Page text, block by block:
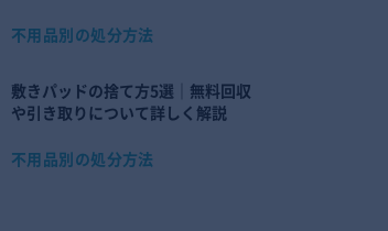
不用品別の処分方法
敷きパッドの捨て方5選｜無料回収
や引き取りについて詳しく解説
不用品別の処分方法